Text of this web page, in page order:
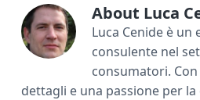
ok di
About Luca
Luca Cenide è
consulente nel
consumatori.
dettagli e una passione per la